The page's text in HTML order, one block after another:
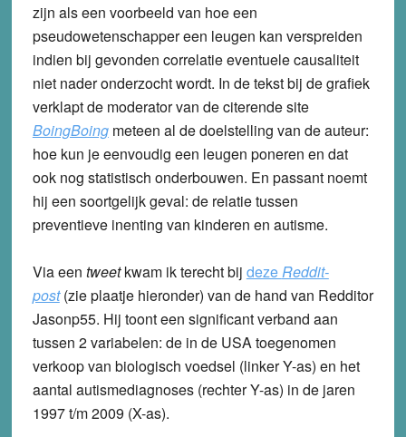
zijn als een voorbeeld van hoe een
pseudowetenschapper een leugen kan verspreiden
indien bij gevonden correlatie eventuele causaliteit
niet nader onderzocht wordt. In de tekst bij de grafiek
verklapt de moderator van de citerende site
BoingBoingmeteen al de doelstelling van de auteur:
hoe kun je eenvoudig een leugen poneren en dat
ook nog statistisch onderbouwen. En passant noemt
hij een soortgelijk geval: de relatie tussen
preventieve inenting van kinderen en autisme.
Via een tweetkwam ik terecht bij dezeReddit-
post(zie plaatje hieronder) van de hand van Redditor
Jasonp55. Hij toont een significant verband aan
tussen 2 variabelen: de in de USA toegenomen
verkoop van biologisch voedsel (linker Y-as) en het
aantal autismediagnoses (rechter Y-as) in de jaren
1997 t/m 2009 (X-as).